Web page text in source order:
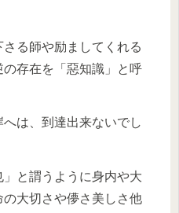
る師や励ましてくれる
存在を「惡知識」と呼
は、到達出来ないでし
と謂うように身内や大
大切さや儚さ美しさ他